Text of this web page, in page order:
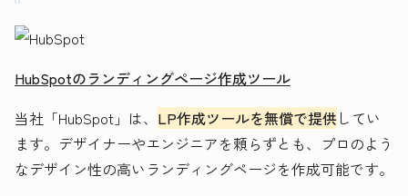
HubSpotのランディングページ作成ツール
当社「HubSpot」は、 LP作成ツールを無償で提供 してい
ます。デザイナーやエンジニアを頼らずとも、プロのよう
なデザイン性の高いランディングページを作成可能です。